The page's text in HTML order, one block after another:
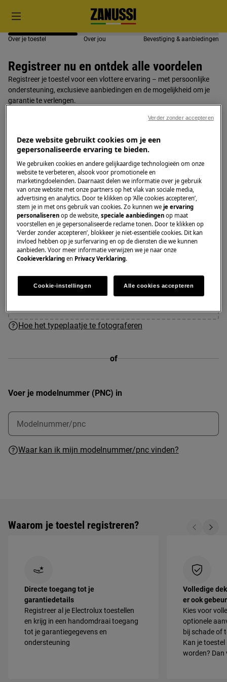
Over je toestel Over jou Bevestiging & aanbiedingen
Registreer nu en ontdek alle voordelen
Registreer je toestel voor een vlottere ervaring – met persoonlijke
ondersteuning, exclusieve aanbiedingen en de mogelijkheid om je
garantie te verlengen.
Toegang tot het typeplaatje van het toestel
3 minuten van je tijd
Vind je product
Voer je modelnummer (PNC) in
Waar kan ik mijn modelnummer/pnc vinden?
of
Maak een foto van het typeplaatje en upload deze
Foto uploaden
Hoe het typeplaatje te fotograferen
Waarom je toestel registreren?
Directe toegang tot je
garantiedetails
Registreer al je Electrolux toestellen
en krijg in een handomdraai toegang
tot je garantiegegevens en
ondersteuning
Volledige
er ook
Kies voor
optionele
bij schade of
Kan je
worden? Dan
Deze website gebruikt cookies om je een
gepersonaliseerde ervaring te bieden.
We gebruiken cookies en andere gelijkaardige technologieën om onze
website te verbeteren, alsook voor promotionele en
marketingdoeleinden. Daarnaast delen we informatie over je gebruik
van onze website met onze partners op het vlak van sociale media,
advertising en analytics. Door te klikken op ‘Alle cookies accepteren’,
stem je in met ons gebruik van cookies. Zo kunnen we je ervaring
personaliseren op de website,speciale aanbiedingen op maat
voorstellen en je gepersonaliseerde reclame tonen. Door te klikken op
‘Verder zonder accepteren’, blokkeer je niet-essentiële cookies. Dit kan
invloed hebben op je surfervaring en op de diensten die we kunnen
aanbieden. Voor meer informatie verwijzen we je naar onze
Cookieverklaring en Privacy Verklaring.
Cookie-instellingen Alle cookies accepteren
Verder zonder accepteren